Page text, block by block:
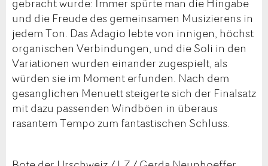
gebracht wurde: Immer spürte man die Hingabe
und die Freude des gemeinsamen Musizierens in
jedem Ton. Das Adagio lebte von innigen, höchst
organischen Verbindungen, und die Soli in den
Variationen wurden einander zugespielt, als
würden sie im Moment erfunden. Nach dem
gesanglichen Menuett steigerte sich der Finalsatz
mit dazu passenden Windböen in überaus
rasantem Tempo zum fantastischen Schluss.